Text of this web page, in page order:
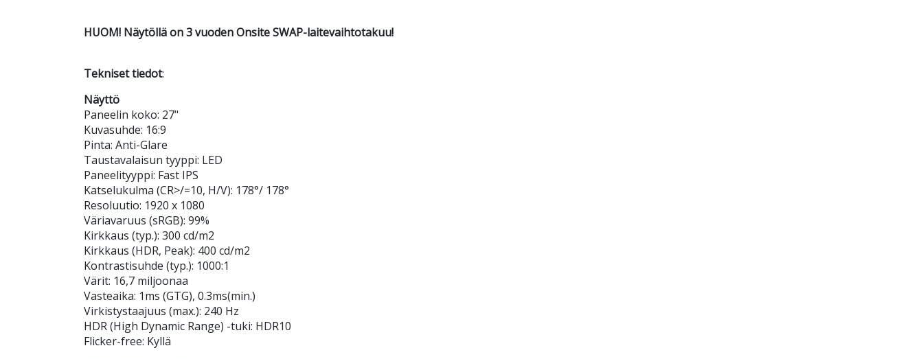
HUOM! Näytöllä on 3 vuoden Onsite SWAP-laitevaihtotakuu!
Tekniset tiedot:
Näyttö
Paneelin koko: 27"
Kuvasuhde: 16:9
Pinta: Anti-Glare
Taustavalaisun tyyppi: LED
Paneelityyppi: Fast IPS
Katselukulma (CR>/=10, H/V): 178°/ 178°
Resoluutio: 1920 x 1080
Väriavaruus (sRGB): 99%
Kirkkaus (typ.): 300 cd/m2
Kirkkaus (HDR, Peak): 400 cd/m2
Kontrastisuhde (typ.): 1000:1
Värit: 16,7 miljoonaa
Vasteaika: 1ms (GTG), 0.3ms(min.)
Virkistystaajuus (max.): 240 Hz
HDR (High Dynamic Range) -tuki: HDR10
Flicker-free: Kyllä